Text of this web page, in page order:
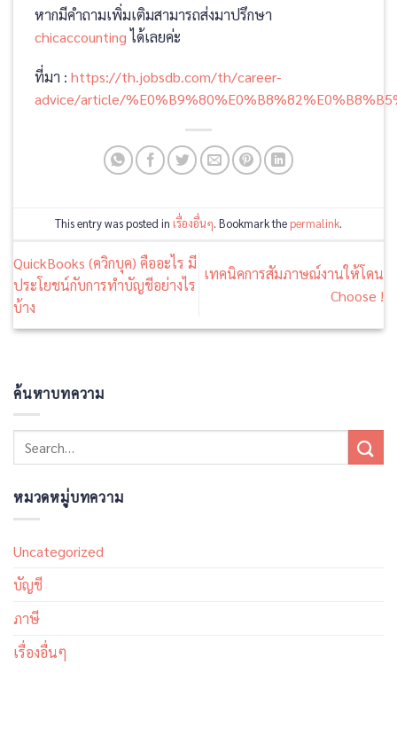
หากมีคำถามเพิ่มเติมสามารถส่งมาปรึกษา
chicaccountingได้เลยค่ะ
ที่มา : https://th.jobsdb.com/th/career-
advice/article/
This entry was posted in เรื่องอื่นๆ. Bookmark the permalink.
QuickBooks (ควิกบุค) คืออะไร มี
ประโยชน์กับการทำบัญชีอย่างไร
บ้าง
เทคนิคการสัมภาษณ์งานให้โดน
Choose !
ค้นหาบทความ
หมวดหมู่บทความ
Uncategorized
บัญชี
ภาษี
เรื่องอื่นๆ